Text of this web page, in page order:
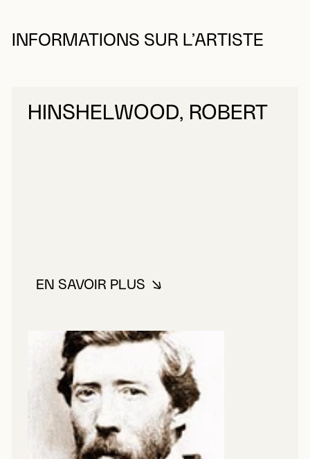
INFORMATIONS SUR L’ARTISTE
HINSHELWOOD, ROBERT
EN SAVOIR PLUSÀ PROPOS DE HINSHELWOOD,